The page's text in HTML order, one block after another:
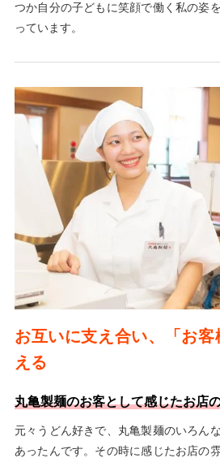
つか自分の子どもに笑顔で働く私の姿
っています。
お互いに支え合い、「お
える
丸亀製麺のお客として感じたお店
元々うどん好きで、丸亀製麺のいろん
あったんです。その時に感じたお店の